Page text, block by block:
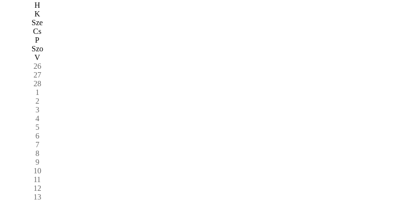
H
K
Sze
Cs
P
Szo
V
26
27
28
1
2
3
4
5
6
7
8
9
10
11
12
13